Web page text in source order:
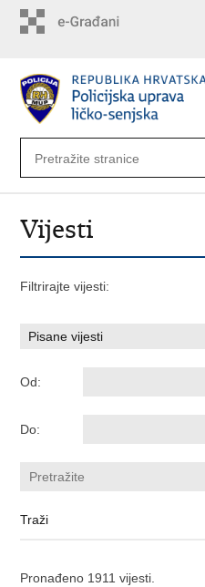
Vijesti
Filtrirajte vijesti:
Od:
Do:
Pronađeno 1911 vijesti.